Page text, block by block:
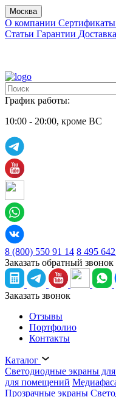
Москва
О компании Сертификаты
Статьи Гарантии Доставка
График работы:
10:00 - 20:00, кроме ВС
8 (800) 550 91 14 8 495
Заказать обратный звонок
Заказать звонок
Отзывы
Портфолио
Контакты
Каталог
Светодиодные экраны
для помещений
Прозрачные экраны